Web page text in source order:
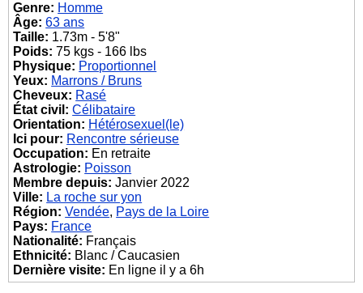
Genre: Homme
Âge: 63 ans
Taille: 1.73m - 5'8"
Poids: 75 kgs - 166 lbs
Physique: Proportionnel
Yeux: Marrons / Bruns
Cheveux: Rasé
État civil: Célibataire
Orientation: Hétérosexuel(le)
Ici pour: Rencontre sérieuse
Occupation: En retraite
Astrologie: Poisson
Membre depuis: Janvier 2022
Ville: La roche sur yon
Région: Vendée, Pays de la Loire
Pays: France
Nationalité: Français
Ethnicité: Blanc / Caucasien
Dernière visite: En ligne il y a 6h